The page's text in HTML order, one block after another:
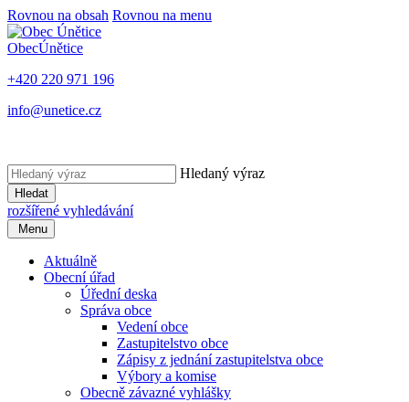
Rovnou na obsah Rovnou na menu
ObecÚnětice
+420 220 971 196
info@unetice.cz
Hledaný výraz
Hledat
rozšířené vyhledávání
Menu
Aktuálně
Obecní úřad
Úřední deska
Správa obce
Vedení obce
Zastupitelstvo obce
Zápisy z jednání zastupitelstva obce
Výbory a komise
Obecně závazné vyhlášky